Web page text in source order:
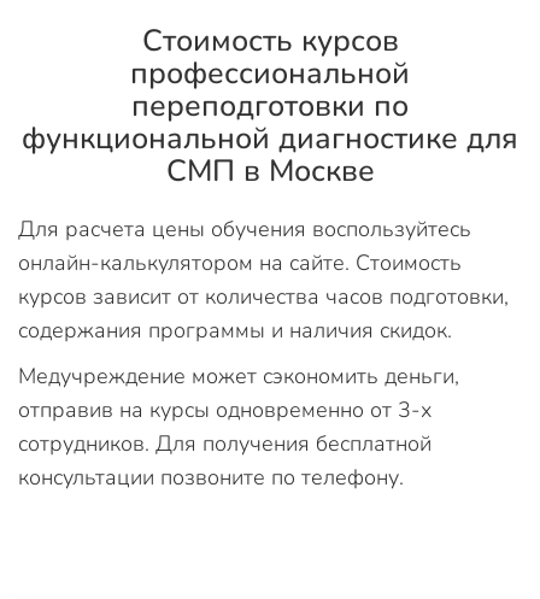
Стоимость курсов
профессиональной
переподготовки по
функциональной диагностике для
СМП в Москве
Для расчета цены обучения воспользуйтесь
онлайн-калькулятором на сайте. Стоимость
курсов зависит от количества часов подготовки,
содержания программы и наличия скидок.
Медучреждение может сэкономить деньги,
отправив на курсы одновременно от 3-х
сотрудников. Для получения бесплатной
консультации позвоните по телефону.